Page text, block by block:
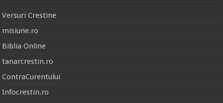
Versuri Crestine
misiune.ro
Biblia Online
tanarcrestin.ro
ContraCurentului
Infocrestin.ro